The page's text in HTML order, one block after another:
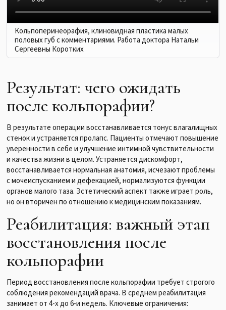
Кольпоперинеорафия, клиновидная пластика малых
половых губ с комментариями. Работа доктора Натальи
Сергеевны Коротких
Результат: чего ожидать
после кольпорафии?
В результате операции восстанавливается тонус влагалищных
стенок и устраняется пролапс. Пациенты отмечают повышение
уверенности в себе и улучшение интимной чувствительности
и качества жизни в целом. Устраняется дискомфорт,
восстанавливается нормальная анатомия, исчезают проблемы
с мочеиспусканием и дефекацией, нормализуются функции
органов малого таза. Эстетический аспект также играет роль,
но он вторичен по отношению к медицинским показаниям.
Реабилитация: важный этап
восстановления после
кольпорафии
Период восстановления после кольпорафии требует строгого
соблюдения рекомендаций врача. В среднем реабилитация
занимает от 4-х до 6-и недель. Ключевые ограничения: